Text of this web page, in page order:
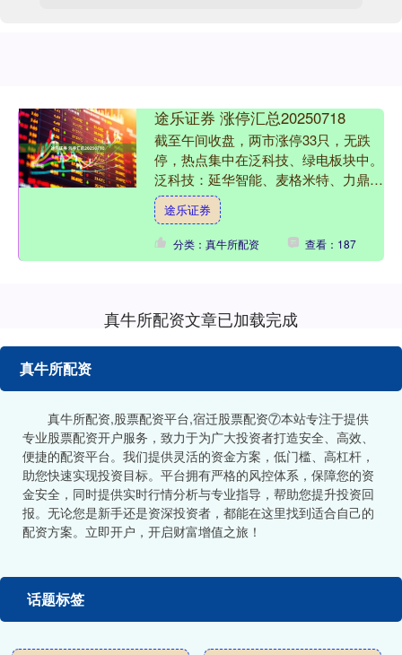
途乐证券 涨停汇总20250718
截至午间收盘，两市涨停33只，无跌
停，热点集中在泛科技、绿电板块中。
泛科技：延华智能、麦格米特、力鼎光
电、南兴股份、长青科技、焦点科技、
世纪天鸿、凯文教育； ....
途乐证券
分类：真牛所配资 查看：187
真牛所配资文章已加载完成
真牛所配资
真牛所配资,股票配资平台,宿迁股票配资⑦本站专注于提供
专业股票配资开户服务，致力于为广大投资者打造安全、高效、
便捷的配资平台。我们提供灵活的资金方案，低门槛、高杠杆，
助您快速实现投资目标。平台拥有严格的风控体系，保障您的资
金安全，同时提供实时行情分析与专业指导，帮助您提升投资回
报。无论您是新手还是资深投资者，都能在这里找到适合自己的
配资方案。立即开户，开启财富增值之旅！
话题标签